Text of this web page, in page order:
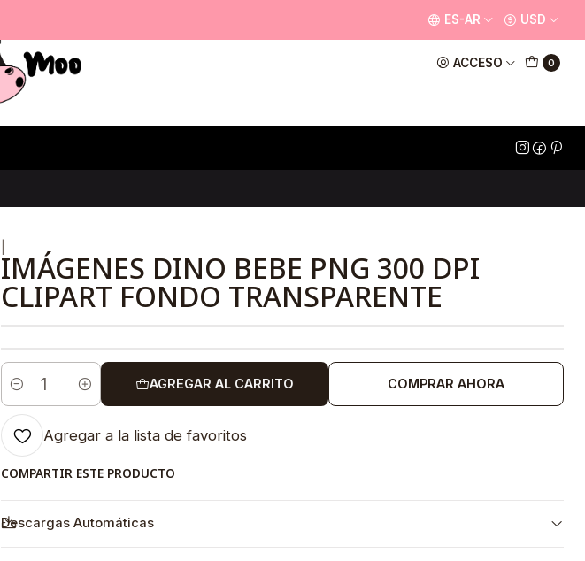
ACCESO 0
ES-AR USD
IMÁGENES DINO BEBE PNG 300 DPI
CLIPART FONDO TRANSPARENTE
Cantidad
AGREGAR AL CARRITO COMPRAR AHORA
Agregar a la lista de favoritos
COMPARTIR ESTE PRODUCTO
Descargas Automáticas